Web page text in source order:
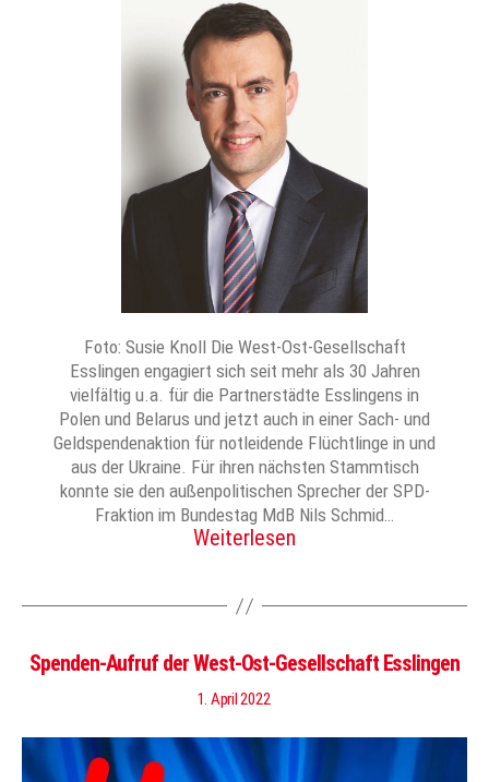
Foto: Susie Knoll Die West-Ost-Gesellschaft
Esslingen engagiert sich seit mehr als 30 Jahren
vielfältig u.a. für die Partnerstädte Esslingens in
Polen und Belarus und jetzt auch in einer Sach- und
Geldspendenaktion für notleidende Flüchtlinge in und
aus der Ukraine. Für ihren nächsten Stammtisch
konnte sie den außenpolitischen Sprecher der SPD-
Fraktion im Bundestag MdB Nils Schmid…
Weiterlesen
Spenden-Aufruf der West-Ost-Gesellschaft Esslingen
1. April 2022